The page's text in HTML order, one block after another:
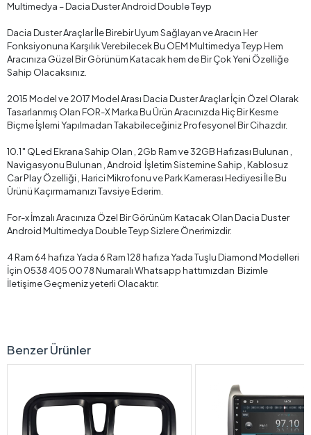
Multimedya – Dacia Duster Android Double Teyp
Dacia Duster Araçlar İle Birebir Uyum Sağlayan ve Aracın Her
Fonksiyonuna Karşılık Verebilecek Bu OEM Multimedya Teyp Hem
Aracınıza Güzel Bir Görünüm Katacak hem de Bir Çok Yeni Özelliğe
Sahip Olacaksınız.
2015 Model ve 2017 Model Arası Dacia Duster Araçlar İçin Özel Olarak
Tasarlanmış Olan FOR-X Marka Bu Ürün Aracınızda Hiç Bir Kesme
Biçme İşlemi Yapılmadan Takabileceğiniz Profesyonel Bir Cihazdır.
10.1″ QLed Ekrana Sahip Olan , 2Gb Ram ve 32GB Hafızası Bulunan ,
Navigasyonu Bulunan , Android İşletim Sistemine Sahip , Kablosuz
Car Play Özelliği , Harici Mikrofonu ve Park Kamerası Hediyesi İle Bu
Ürünü Kaçırmamanızı Tavsiye Ederim.
For-x İmzalı Aracınıza Özel Bir Görünüm Katacak Olan Dacia Duster
Android Multimedya Double Teyp Sizlere Önerimizdir.
4 Ram 64 hafıza Yada 6 Ram 128 hafıza Yada Tuşlu Diamond Modelleri
İçin 0538 405 00 78 Numaralı Whatsapp hattımızdan Bizimle
İletişime Geçmeniz yeterli Olacaktır.
Benzer Ürünler